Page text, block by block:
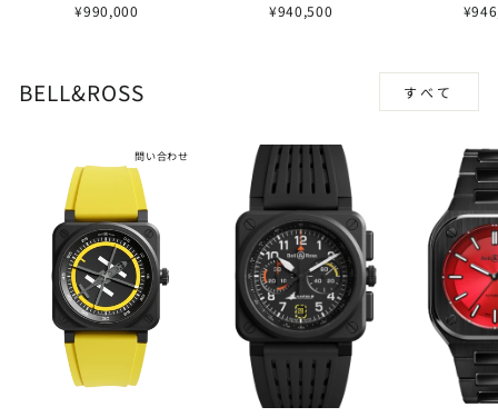
¥990,000 ¥940,500
BELL&ROSS すべて
問い合わせ